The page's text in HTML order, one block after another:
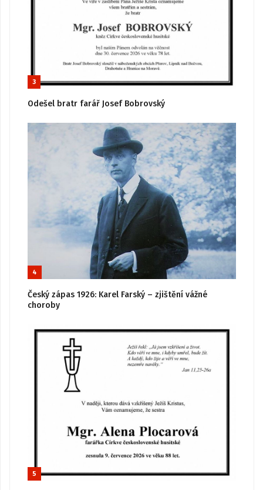
3
Odešel bratr farář Josef Bobrovský
4
Český zápas 1926: Karel Farský – zjištění vážné
choroby
5